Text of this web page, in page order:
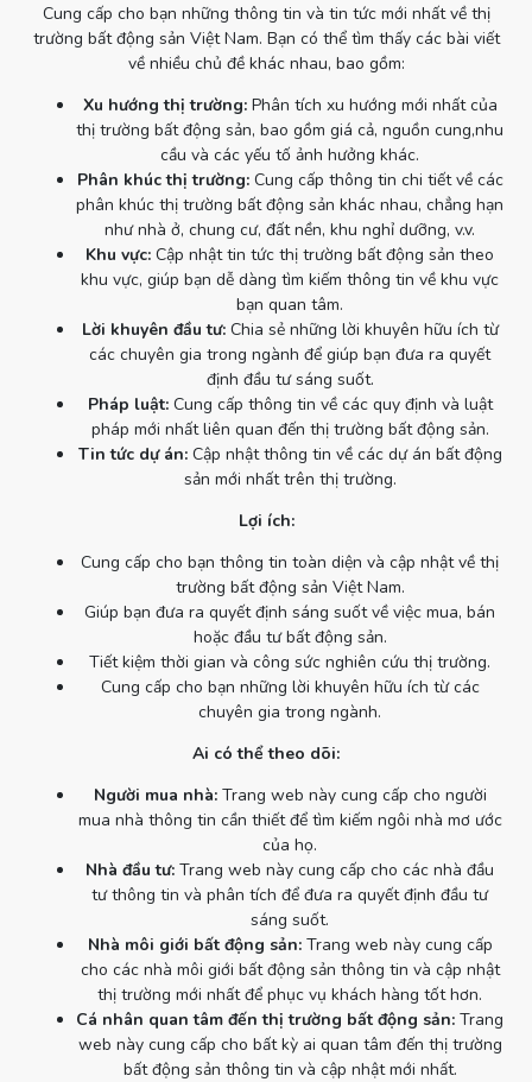
Cung cấp cho bạn những thông tin và tin tức mới nhất về thị
trường bất động sản Việt Nam. Bạn có thể tìm thấy các bài viết
về nhiều chủ đề khác nhau, bao gồm:
Xu hướng thị trường:Phân tích xu hướng mới nhất của
thị trường bất động sản, bao gồm giá cả, nguồn cung,nhu
cầu và các yếu tố ảnh hưởng khác.
Phân khúc thị trường:Cung cấp thông tin chi tiết về các
phân khúc thị trường bất động sản khác nhau, chẳng hạn
như nhà ở, chung cư, đất nền, khu nghỉ dưỡng, v.v.
Khu vực: Cập nhật tin tức thị trường bất động sản theo
khu vực, giúp bạn dễ dàng tìm kiếm thông tin về khu vực
bạn quan tâm.
Lời khuyên đầu tư:Chia sẻ những lời khuyên hữu ích từ
các chuyên gia trong ngành để giúp bạn đưa ra quyết
định đầu tư sáng suốt.
Pháp luật:Cung cấp thông tin về các quy định và luật
pháp mới nhất liên quan đến thị trường bất động sản.
Tin tức dự án:Cập nhật thông tin về các dự án bất động
sản mới nhất trên thị trường.
Lợi ích:
Cung cấp cho bạn thông tin toàn diện và cập nhật về thị
trường bất động sản Việt Nam.
Giúp bạn đưa ra quyết định sáng suốt về việc mua, bán
hoặc đầu tư bất động sản.
Tiết kiệm thời gian và công sức nghiên cứu thị trường.
Cung cấp cho bạn những lời khuyên hữu ích từ các
chuyên gia trong ngành.
Ai có thể theo dõi:
Người mua nhà:Trang web này cung cấp cho người
mua nhà thông tin cần thiết để tìm kiếm ngôi nhà mơ ước
của họ.
Nhà đầu tư: Trang web này cung cấp cho các nhà đầu
tư thông tin và phân tích để đưa ra quyết định đầu tư
sáng suốt.
Nhà môi giới bất động sản:Trang web này cung cấp
cho các nhà môi giới bất động sản thông tin và cập nhật
thị trường mới nhất để phục vụ khách hàng tốt hơn.
Cá nhân quan tâm đến thị trường bất động sản: Trang
web này cung cấp cho bất kỳ ai quan tâm đến thị trường
bất động sản thông tin và cập nhật mới nhất.